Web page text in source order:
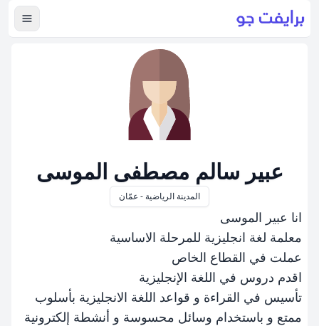
عرض
عبير سالم مصطفى الموسى
المدينة الرياضية - عمّان
انا عبير الموسى
معلمة لغة انجليزية للمرحلة الاساسية
عملت في القطاع الخاص
اقدم دروس في اللغة الإنجليزية
تأسيس في القراءة و قواعد اللغة الانجليزية بأسلوب
ممتع و باستخدام وسائل محسوسة و أنشطة إلكترونية